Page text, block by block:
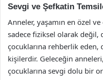
Sevgi ve Şefkatin
Anneler, yaşamın en özel ve
sadece fiziksel olarak değil,
çocuklarına rehberlik eden,
kişilerdir. Geleceğin
çocuklarına sevgi dolu bir